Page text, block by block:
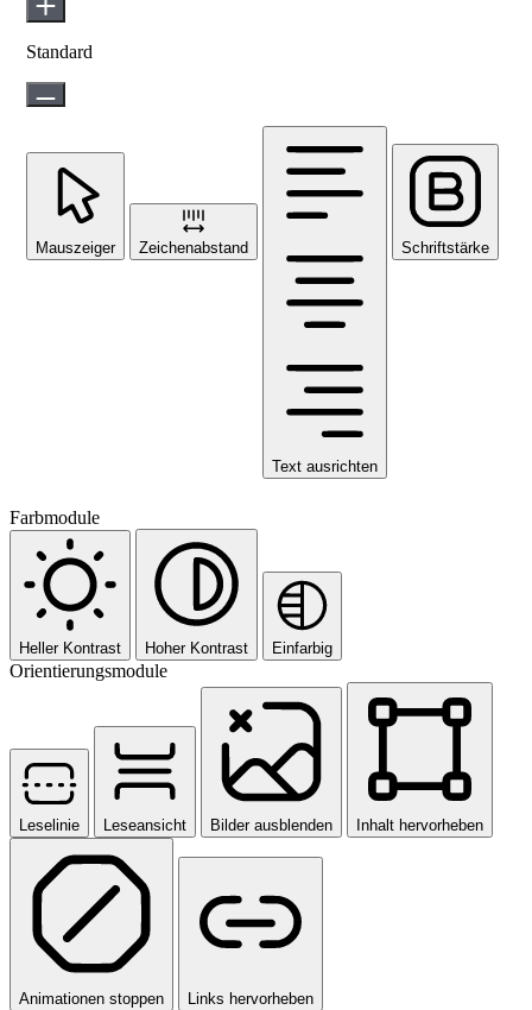
Standard
Mauszeiger Zeichenabstand
Text ausrichten
Schriftstärke
Farbmodule
Heller Kontrast Hoher Kontrast Einfarbig
Orientierungsmodule
Leselinie Leseansicht Bilder ausblenden Inhalt hervorheben
Animationen stoppen Links hervorheben